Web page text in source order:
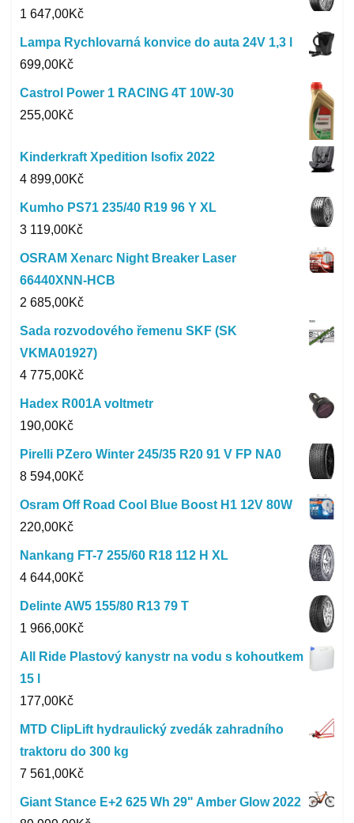
1 647,00Kč
Lampa Rychlovarná konvice do auta 24V 1,3 l
699,00Kč
Castrol Power 1 RACING 4T 10W-30
255,00Kč
Kinderkraft Xpedition Isofix 2022
4 899,00Kč
Kumho PS71 235/40 R19 96 Y XL
3 119,00Kč
OSRAM Xenarc Night Breaker Laser
66440XNN-HCB
2 685,00Kč
Sada rozvodového řemenu SKF (SK
VKMA01927)
4 775,00Kč
Hadex R001A voltmetr
190,00Kč
Pirelli PZero Winter 245/35 R20 91 V FP NA0
8 594,00Kč
Osram Off Road Cool Blue Boost H1 12V 80W
220,00Kč
Nankang FT-7 255/60 R18 112 H XL
4 644,00Kč
Delinte AW5 155/80 R13 79 T
1 966,00Kč
All Ride Plastový kanystr na vodu s kohoutkem
15 l
177,00Kč
MTD ClipLift hydraulický zvedák zahradního
traktoru do 300 kg
7 561,00Kč
Giant Stance E+2 625 Wh 29" Amber Glow 2022